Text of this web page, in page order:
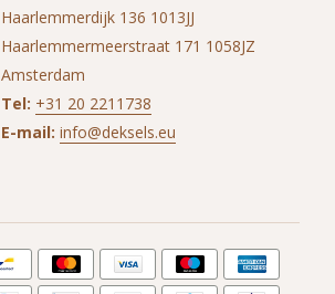
Haarlemmerdijk 136 1013JJ
Haarlemmermeerstraat 171 1058JZ
Amsterdam
Tel: +31 20 2211738
E-mail: info@deksels.eu